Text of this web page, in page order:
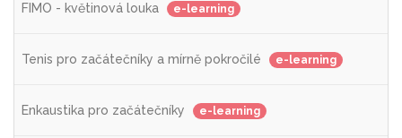
FIMO - květinová louka e-learning
Tenis pro začátečníky a mírně pokročilé e-learning
Enkaustika pro začátečníky e-learning